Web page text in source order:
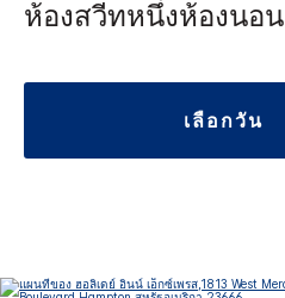
ห้องสวีทหนึ่งห้องนอน
เลือกวัน